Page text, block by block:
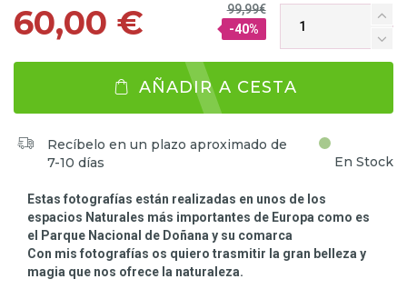
60,00 €
99,99€
-40%
AÑADIR A CESTA
Recíbelo en un plazo aproximado de
7-10 días
En Stock
Estas fotografías están realizadas en unos de los
espacios Naturales más importantes de Europa como es
el Parque Nacional de Doñana y su comarca
Con mis fotografías os quiero trasmitir la gran belleza y
magia que nos ofrece la naturaleza.